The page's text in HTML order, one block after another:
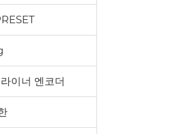
이너 엔코더